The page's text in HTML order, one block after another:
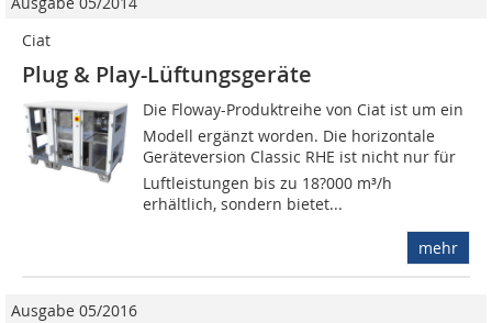
Ciat
Plug & Play-Lüftungsgeräte
Die Floway-Produktreihe von Ciat ist um ein
Modell ergänzt worden. Die horizontale
Geräteversion Classic RHE ist nicht nur für
Luftleistungen bis zu 18?000 m³/h
erhältlich, sondern bietet...
mehr
Ausgabe 05/2016